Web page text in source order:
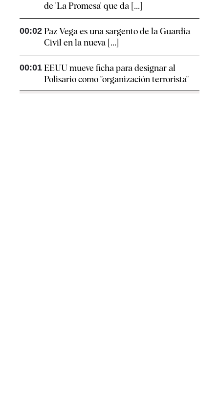
de 'La Promesa' que da [...]
00:02 Paz Vega es una sargento de la Guardia
Civil en la nueva [...]
00:01 EEUU mueve ficha para designar al
Polisario como "organización terrorista"